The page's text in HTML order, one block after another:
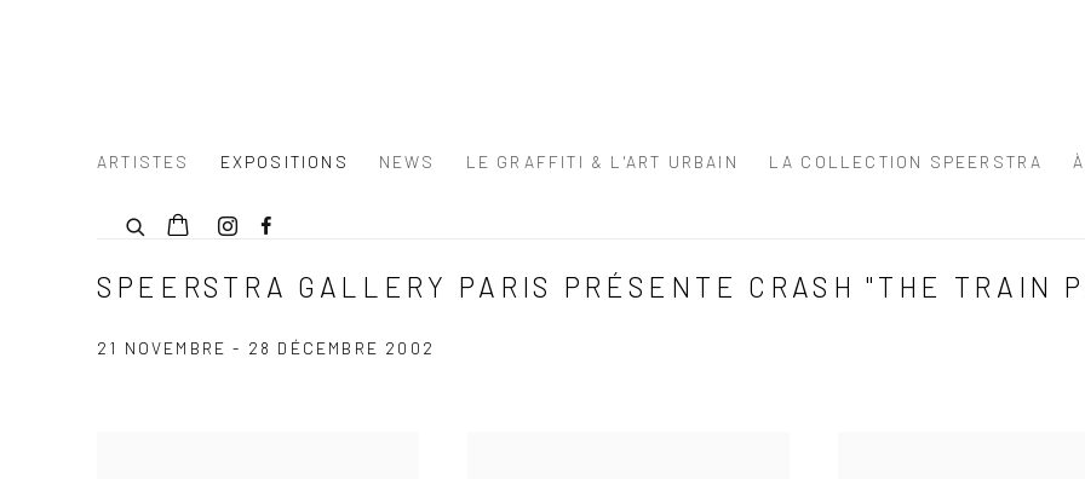
ARTISTES EXPOSITIONS NEWS LE GRAFFITI & L'ART URBAIN LA COLLECTION SPEERSTRA
SPEERSTRA GALLERY PARIS PRÉSENTE CRASH "THE TRAIN
21 NOVEMBRE - 28 DÉCEMBRE 2002